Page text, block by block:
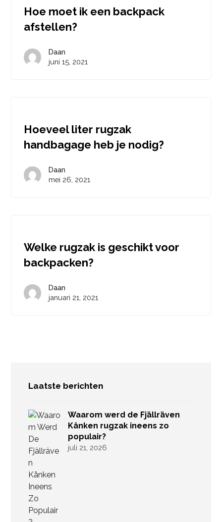
Hoe moet ik een backpack
afstellen?
Daan
juni 15, 2021
Hoeveel liter rugzak
handbagage heb je nodig?
Daan
mei 26, 2021
Welke rugzak is geschikt voor
backpacken?
Daan
januari 21, 2021
Laatste berichten
Waarom werd de Fjällräven
Kånken rugzak ineens zo
populair?
juli 21, 2026